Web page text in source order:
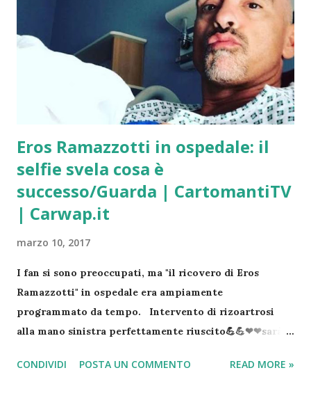
una tragedie annunciate! Se si utilizza il telefono non
bisogna essere impegnati in nessuna altra operazione ,
tipo guidare o anche passeggiare a piedi. Ricordalo!
Tutti i Giorni della 8 alle 24 | Accedi al Servizio
Adesso Contattami con fiducia!
Eros Ramazzotti in ospedale: il
selfie svela cosa è
successo/Guarda | CartomantiTV
| Carwap.it
marzo 10, 2017
I fan si sono preoccupati, ma "il ricovero di Eros
Ramazzotti" in ospedale era ampiamente
programmato da tempo. Intervento di rizoartrosi
alla mano sinistra perfettamente riuscito💪💪❤❤sarà
degenza, ritornerò presto, lo giuro😂😂🎤🎸🎹🎧🎼
CONDIVIDI POSTA UN COMMENTO READ MORE »